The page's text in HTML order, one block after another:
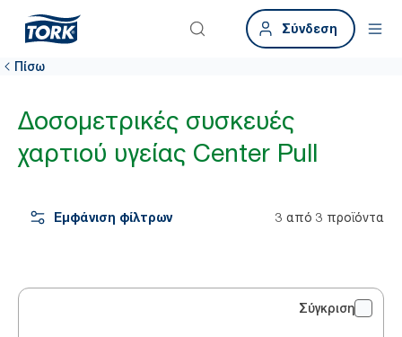
Σύνδεση
Πίσω
Δοσομετρικές συσκευές
χαρτιού υγείας Center Pull
Εμφάνιση φίλτρων 3 από 3 προϊόντα
Σύγκριση